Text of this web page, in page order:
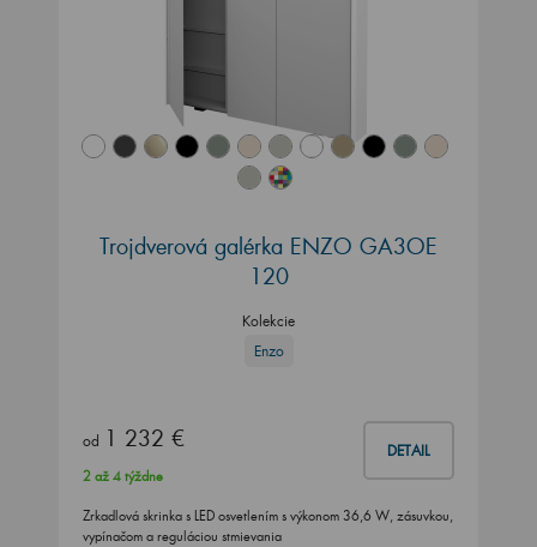
Trojdverová galérka ENZO GA3OE
120
Kolekcie
Enzo
od 1 232 € DETAIL
2 až 4 týždne
Zrkadlová skrinka s LED osvetlením s výkonom 36,6 W, zásuvkou,
vypínačom a reguláciou stmievania